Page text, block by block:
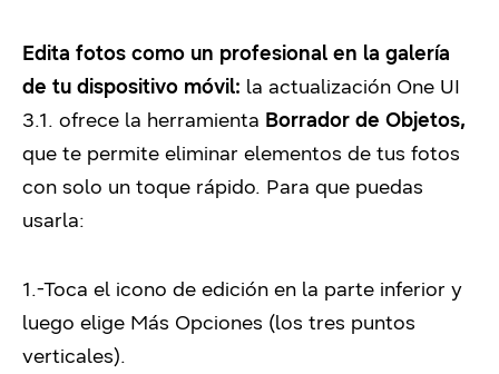
Edita fotos como un profesional en la galería
de tu dispositivo móvil: la actualización One UI
3.1. ofrece la herramienta Borrador de Objetos,
que te permite eliminar elementos de tus fotos
con solo un toque rápido. Para que puedas
usarla:
1.-Toca el icono de edición en la parte inferior y
luego elige Más Opciones (los tres puntos
verticales).